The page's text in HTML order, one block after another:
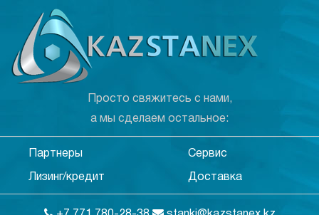
Просто свяжитесь с нами,
а мы сделаем остальное:
Партнеры Сервис
Лизинг/кредит Доставка